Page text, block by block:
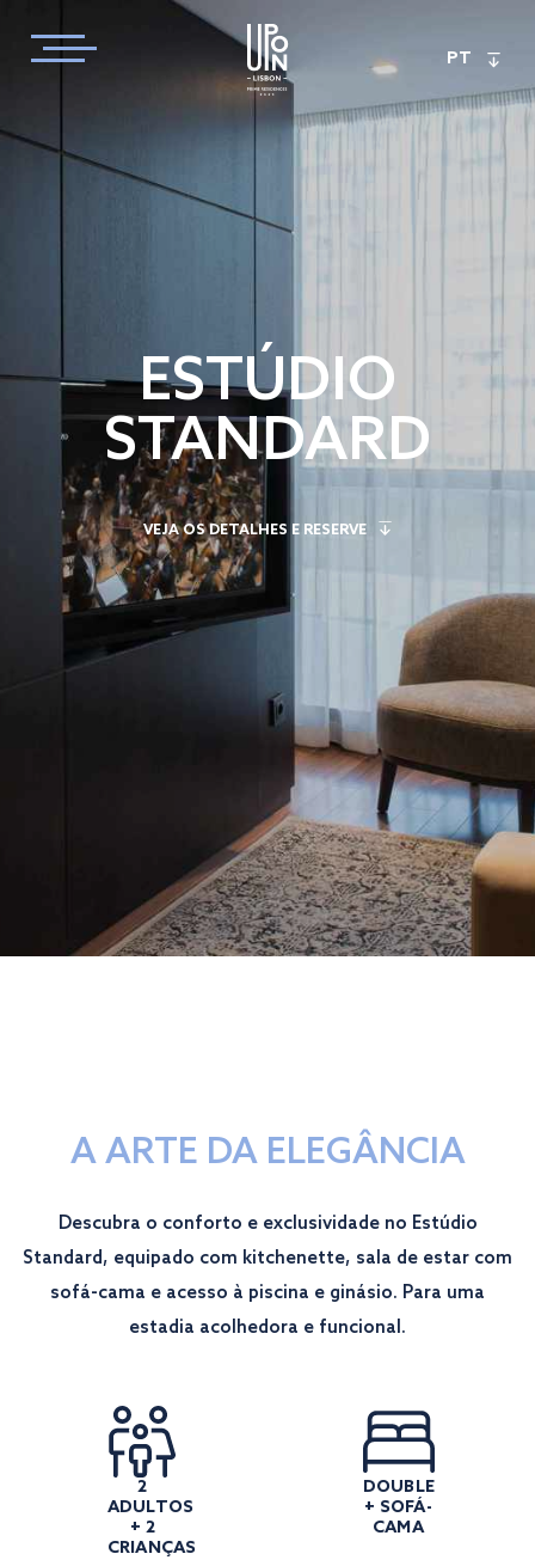
PT
ESTÚDIO
STANDARD
VEJA OS DETALHES E RESERVE
A ARTE DA ELEGÂNCIA
Descubra o conforto e exclusividade no Estúdio
Standard, equipado com kitchenette, sala de estar com
sofá-cama e acesso à piscina e ginásio. Para uma
estadia acolhedora e funcional.
2
ADULTOS
+ 2
CRIANÇAS
DOUBLE
+ SOFÁ-
CAMA